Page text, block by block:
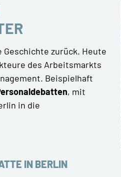
Geschichte zurück. Heute
des Arbeitsmarkts
Beispielhaft
, mit
in die
IN BERLIN